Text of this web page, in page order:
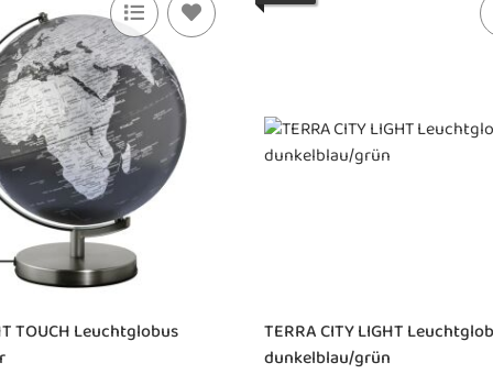
TOUCH Leuchtglobus
TERRA CITY LIGHT
dunkelblau/grün